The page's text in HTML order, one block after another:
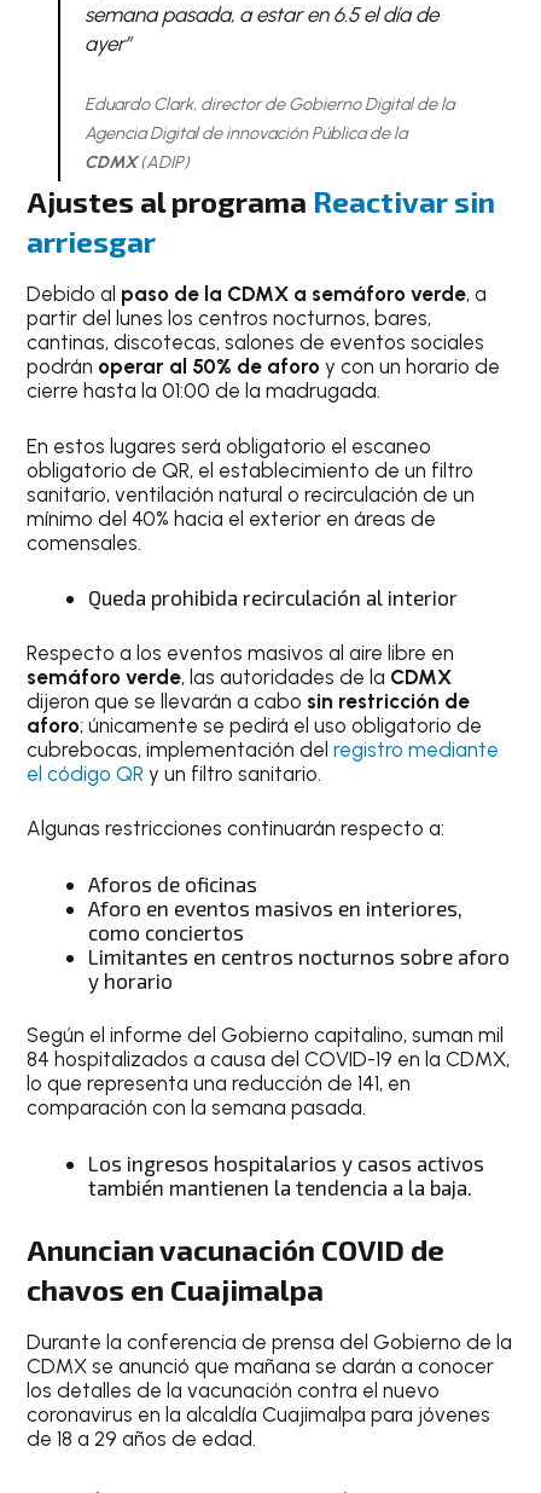
semana pasada, a estar en 6.5 el día de
ayer”
Eduardo Clark, director de Gobierno Digital de la
Agencia Digital de innovación Pública de la
CDMX(ADIP)
Ajustes al programa Reactivar sin
arriesgar
Debido al paso de la CDMX a semáforo verde, a
partir del lunes los centros nocturnos, bares,
cantinas, discotecas, salones de eventos sociales
podrán operar al 50% de aforoy con un horario de
cierre hasta la 01:00 de la madrugada.
En estos lugares será obligatorio el escaneo
obligatorio de QR, el establecimiento de un filtro
sanitario, ventilación natural o recirculación de un
mínimo del 40% hacia el exterior en áreas de
comensales.
Queda prohibida recirculación al interior
Respecto a los eventos masivos al aire libre en
semáforo verde, las autoridades de la CDMX
dijeron que se llevarán a cabo sin restricción de
aforo; únicamente se pedirá el uso obligatorio de
cubrebocas, implementación delregistro mediante
el código QRy un filtro sanitario.
Algunas restricciones continuarán respecto a:
Aforos de oficinas
Aforo en eventos masivos en interiores,
como conciertos
Limitantes en centros nocturnos sobre aforo
y horario
Según el informe del Gobierno capitalino, suman mil
84 hospitalizados a causa del COVID-19 en la CDMX,
lo que representa una reducción de 141, en
comparación con la semana pasada.
Los ingresos hospitalarios y casos activos
también mantienen la tendencia a la baja.
Anuncian vacunación COVID de
chavos en Cuajimalpa
Durante la conferencia de prensa del Gobierno de la
CDMX se anunció que mañana se darán a conocer
los detalles de la vacunación contra el nuevo
coronavirus en la alcaldía Cuajimalpa para jóvenes
de 18 a 29 años de edad.